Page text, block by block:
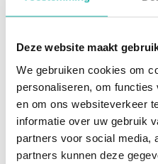
Deze website maakt
We gebruiken cookies om
personaliseren, om
en om ons websiteverkeer
informatie over uw gebruik
partners voor social media,
partners kunnen deze
De schrijver:
Medisch Team